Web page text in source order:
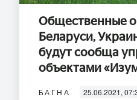
Общественные
Беларуси,
будут сообща
объектами
БАГНА 25.06.2021,